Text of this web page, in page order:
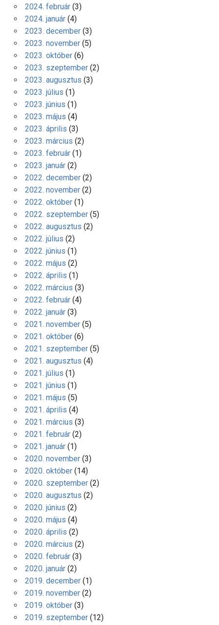
2024. február(3)
2024. január(4)
2023. december(3)
2023. november(5)
2023. október(6)
2023. szeptember(2)
2023. augusztus (3)
2023. július (1)
2023. június (1)
2023. május (4)
2023. április (3)
2023. március (2)
2023. február(1)
2023. január(2)
2022. december(2)
2022. november(2)
2022. október(1)
2022. szeptember(5)
2022. augusztus (2)
2022. július (2)
2022. június (1)
2022. május (2)
2022. április (1)
2022. március (3)
2022. február(4)
2022. január(3)
2021. november(5)
2021. október(6)
2021. szeptember(5)
2021. augusztus (4)
2021. július (1)
2021. június (1)
2021. május (5)
2021. április (4)
2021. március (3)
2021. február(2)
2021. január(1)
2020. november(3)
2020. október(14)
2020. szeptember(2)
2020. augusztus (2)
2020. június (2)
2020. május (4)
2020. április (2)
2020. március (2)
2020. február(3)
2020. január(2)
2019. december(1)
2019. november(2)
2019. október(3)
2019. szeptember(12)